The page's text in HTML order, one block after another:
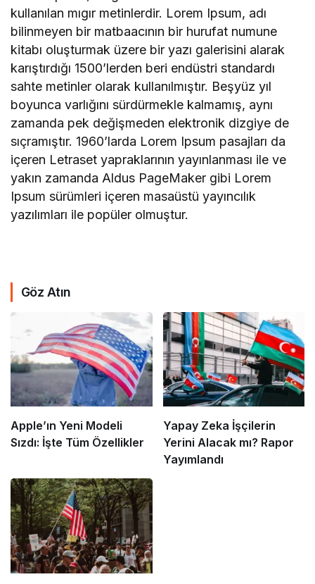
kullanılan mıgır metinlerdir. Lorem Ipsum, adı
bilinmeyen bir matbaacının bir hurufat numune
kitabı oluşturmak üzere bir yazı galerisini alarak
karıştırdığı 1500’lerden beri endüstri standardı
sahte metinler olarak kullanılmıştır. Beşyüz yıl
boyunca varlığını sürdürmekle kalmamış, aynı
zamanda pek değişmeden elektronik dizgiye de
sıçramıştır. 1960’larda Lorem Ipsum pasajları da
içeren Letraset yapraklarının yayınlanması ile ve
yakın zamanda Aldus PageMaker gibi Lorem
Ipsum sürümleri içeren masaüstü yayıncılık
yazılımları ile popüler olmuştur.
Göz Atın
Apple’ın Yeni Modeli
Sızdı: İşte Tüm Özellikler
Yapay Zeka İşçilerin
Yerini Alacak mı? Rapor
Yayımlandı